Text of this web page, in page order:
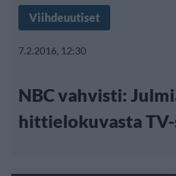
Viihdeuutiset
7.2.2016, 12:30
NBC vahvisti:
hittielokuvasta